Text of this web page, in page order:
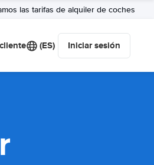
las tarifas de alquiler de coches
(ES) Iniciar sesión